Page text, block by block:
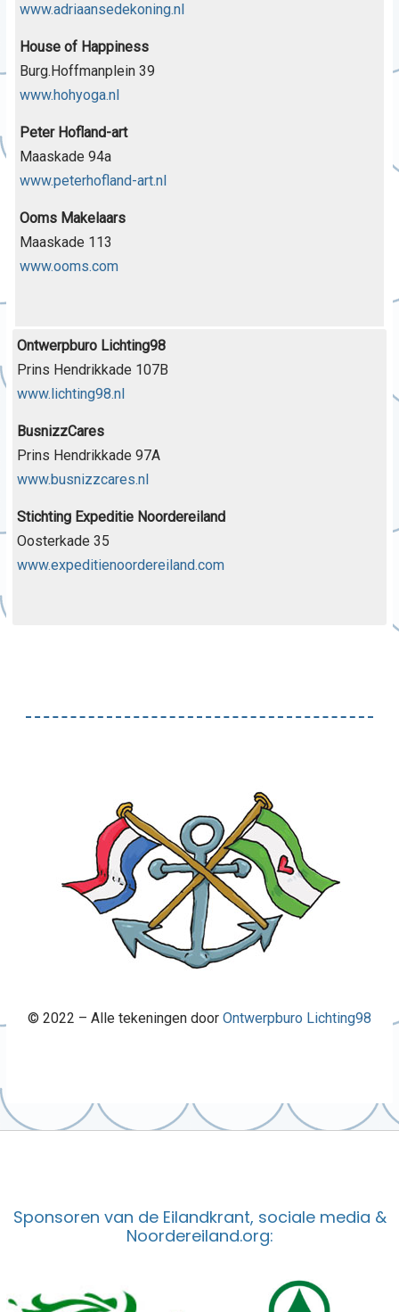
www.adriaansedekoning.nl
House of Happiness
Burg.Hoffmanplein 39
www.hohyoga.nl
Peter Hofland-art
Maaskade 94a
www.peterhofland-art.nl
Ooms Makelaars
Maaskade 113
www.ooms.com
Ontwerpburo Lichting98
Prins Hendrikkade 107B
www.lichting98.nl
BusnizzCares
Prins Hendrikkade 97A
www.busnizzcares.nl
Stichting Expeditie Noordereiland
Oosterkade 35
www.expeditienoordereiland.com
© 2022 – Alle tekeningen door Ontwerpburo Lichting98
Sponsoren van de Eilandkrant, sociale media &
Noordereiland.org: